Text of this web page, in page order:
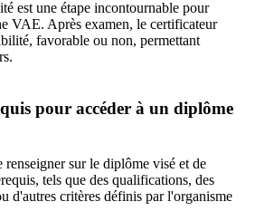
est une étape incontournable pour
VAE. Après examen, le certificateur
favorable ou non, permettant
pour accéder à un diplôme
renseigner sur le diplôme visé et de
tels que des qualifications, des
d'autres critères définis par l'organisme